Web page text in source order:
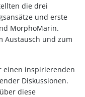
die drei
und erste
MorphoMarin.
Austausch und zum
einen inspirierenden
Diskussionen.
diese